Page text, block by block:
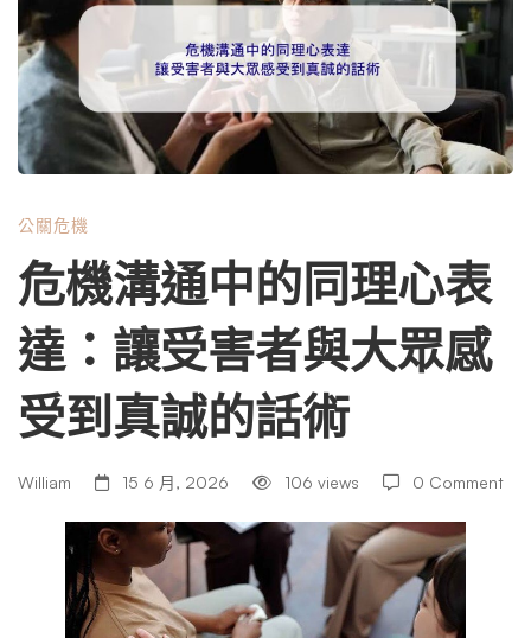
機
溝
通
中
的
同
理
心
公關危機
危機溝通中的同理心表
達：讓受害者與大眾感
受到真誠的話術
William 15 6 月, 2026 106 views 0 Comment